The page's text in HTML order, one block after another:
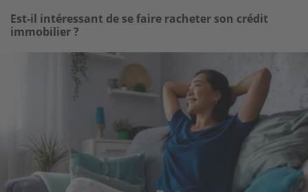
Est-il intéressant de se faire racheter son crédit
immobilier ?